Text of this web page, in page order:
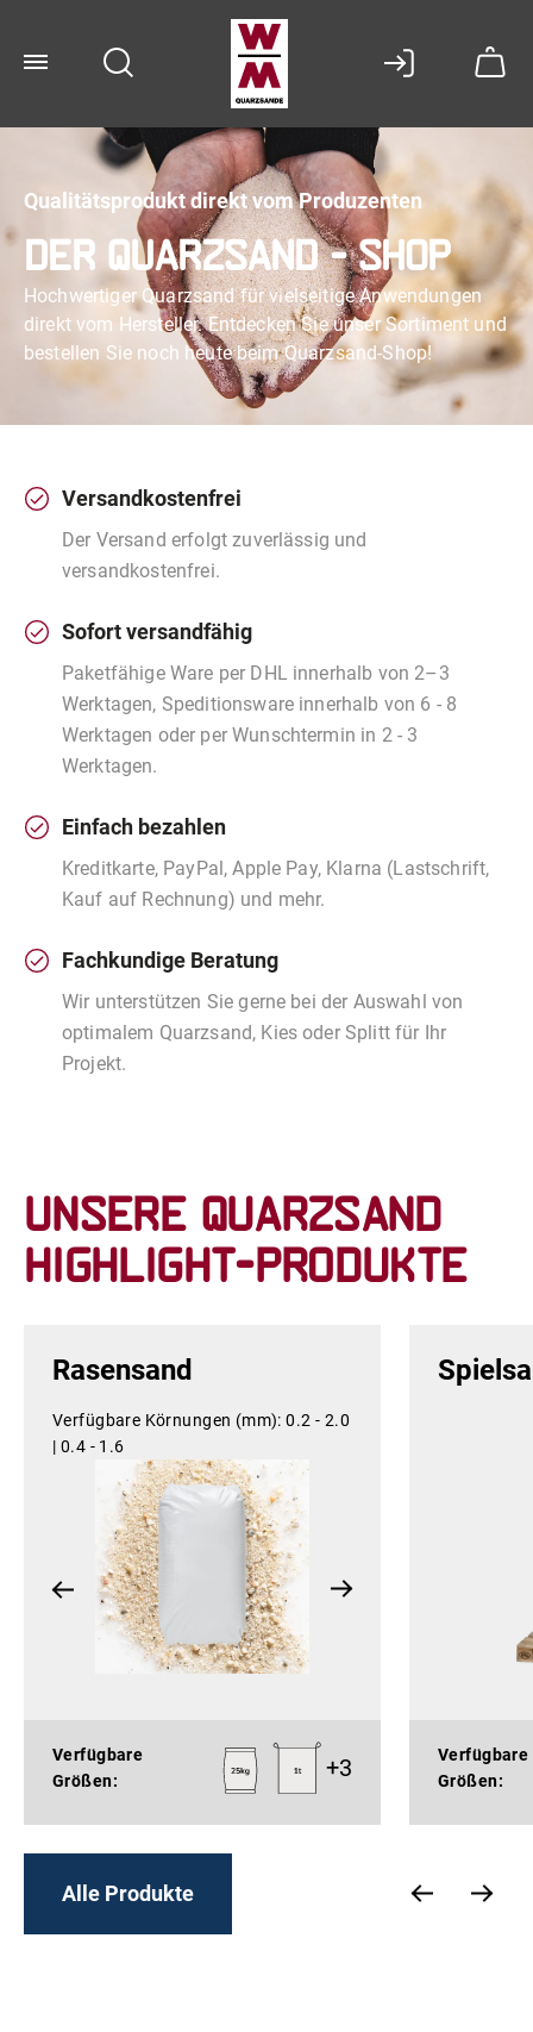
Qualitätsprodukt direkt vom Produzenten
Der Quarzsand - Shop
Hochwertiger Quarzsand für vielseitige Anwendungen
direkt vom Hersteller. Entdecken Sie unser Sortiment und
bestellen Sie noch heute beim Quarzsand-Shop!
Versandkostenfrei
Der Versand erfolgt zuverlässig und
versandkostenfrei.
Sofort versandfähig
Paketfähige Ware per DHL innerhalb von 2–3
Werktagen, Speditionsware innerhalb von 6 - 8
Werktagen oder per Wunschtermin in 2 - 3
Werktagen.
Einfach bezahlen
Kreditkarte, PayPal, Apple Pay, Klarna (Lastschrift,
Kauf auf Rechnung) und mehr.
Fachkundige Beratung
Wir unterstützen Sie gerne bei der Auswahl von
optimalem Quarzsand, Kies oder Splitt für Ihr
Projekt.
Unsere Quarzsand
Highlight-Produkte
Rasensand
Verfügbare Körnungen (mm):0.2 - 2.0
| 0.4 - 1.6
Verfügbare
Größen:
+3
Verfügbare
Größen:
Alle Produkte